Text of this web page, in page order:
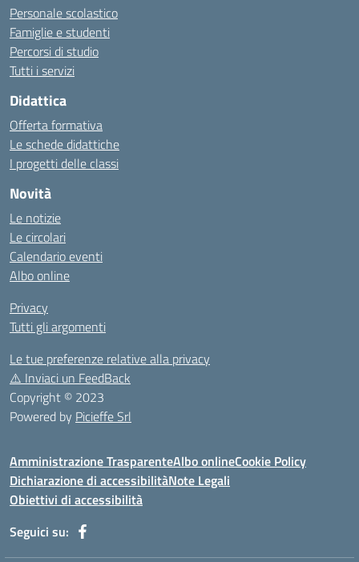
Personale scolastico
Famiglie e studenti
Percorsi di studio
Tutti i servizi
Didattica
Offerta formativa
Le schede didattiche
I progetti delle classi
Novità
Le notizie
Le circolari
Calendario eventi
Albo online
Privacy
Tutti gli argomenti
Le tue preferenze relative alla privacy
⚠️ Inviaci un FeedBack
Copyright © 2023
Powered by Picieffe Srl
Amministrazione TrasparenteAlbo onlineCookie Policy
Dichiarazione di accessibilitàNote Legali
Obiettivi di accessibilità
Seguici su: